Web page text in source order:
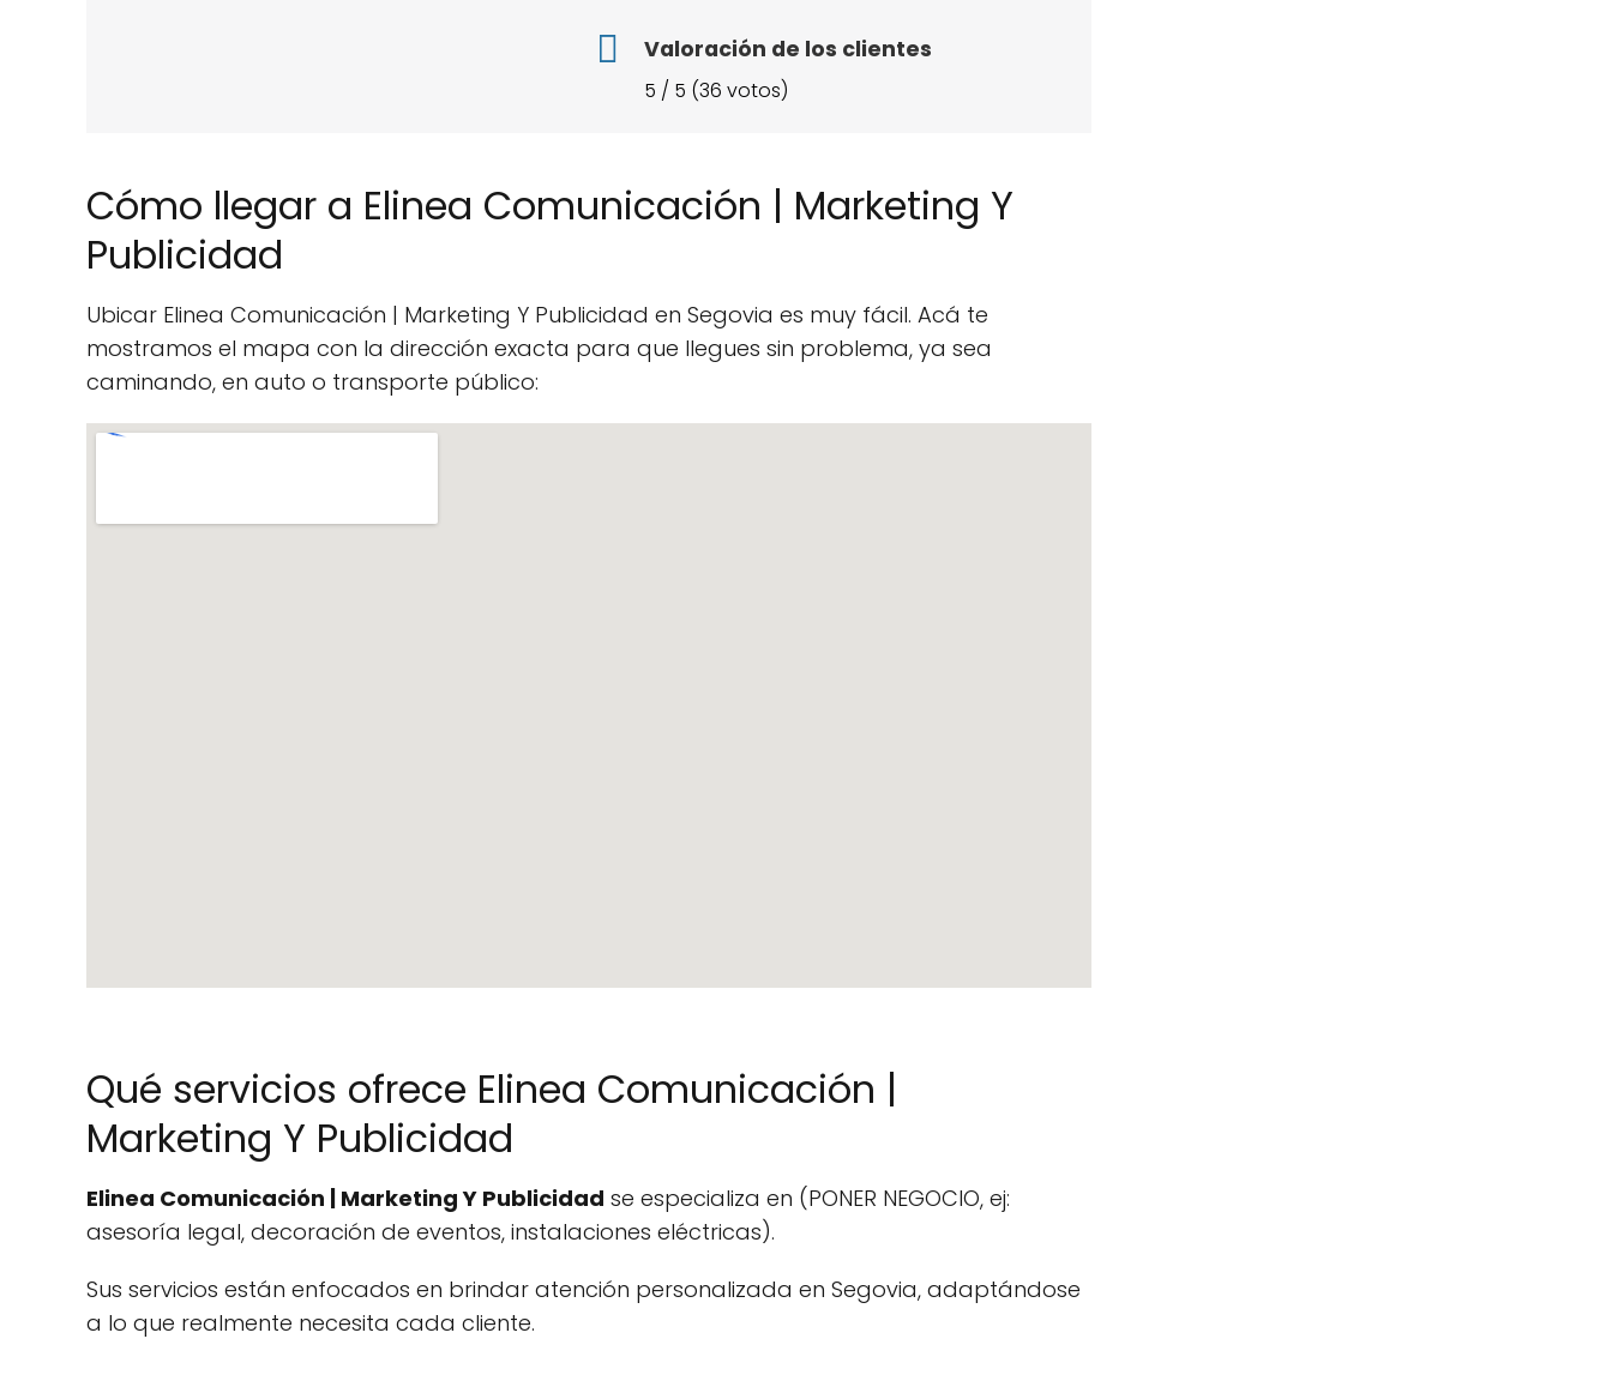
Valoración de los clientes
5 / 5 (36 votos)
Cómo llegar a Elinea Comunicación | Marketing Y
Publicidad
Ubicar Elinea Comunicación | Marketing Y Publicidad en Segovia es muy fácil. Acá te
mostramos el mapa con la dirección exacta para que llegues sin problema, ya sea
caminando, en auto o transporte público:
Qué servicios ofrece Elinea Comunicación |
Marketing Y Publicidad
Elinea Comunicación | Marketing Y Publicidad se especializa en (PONER NEGOCIO, ej:
asesoría legal, decoración de eventos, instalaciones eléctricas).
Sus servicios están enfocados en brindar atención personalizada en Segovia, adaptándose
a lo que realmente necesita cada cliente.